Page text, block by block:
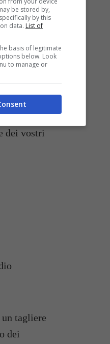
in
dei vostri
tagliere
dei
be stored by,
by this
data. List of
basis of legitimate
below. Look
to manage or